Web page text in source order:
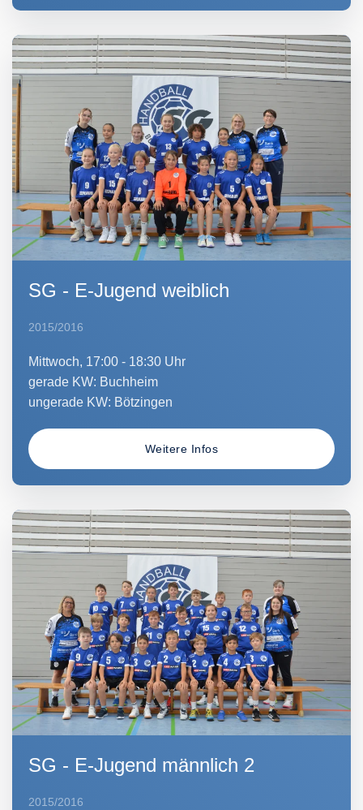
SG - E-Jugend weiblich
2015/2016
Mittwoch, 17:00 - 18:30 Uhr
gerade KW: Buchheim
ungerade KW: Bötzingen
Weitere Infos
SG - E-Jugend männlich 2
2015/2016